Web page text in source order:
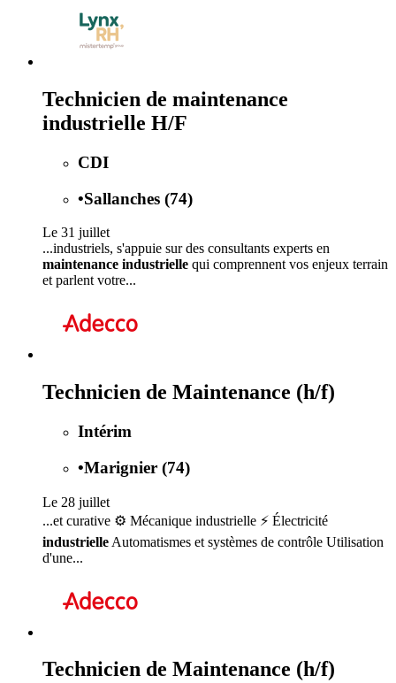
Technicien de maintenance
industrielle H/F
CDI
•Sallanches (74)
Le 31 juillet
...industriels, s'appuie sur des consultants experts en
maintenance industrielle qui comprennent vos enjeux terrain
et parlent votre...
Technicien de Maintenance (h/f)
Intérim
•Marignier (74)
Le 28 juillet
...et curative ⚙️ Mécanique industrielle ⚡ Électricité
industrielle Automatismes et systèmes de contrôle Utilisation
d'une...
Technicien de Maintenance (h/f)